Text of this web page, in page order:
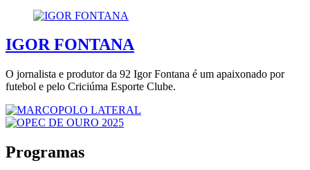
IGOR FONTANA
O jornalista e produtor da 92 Igor Fontana é um apaixonado por
futebol e pelo Criciúma Esporte Clube.
Programas